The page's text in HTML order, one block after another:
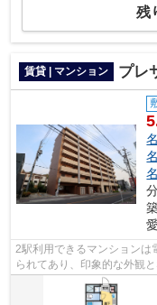
残
賃貸 | マンション プレ
2駅利用できるマンションは
られてあり、印象的な外観
ごみ置き場などが揃ってお